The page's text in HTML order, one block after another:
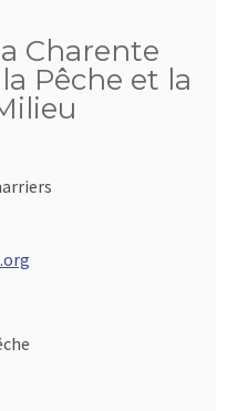
Charente
Pêche et la